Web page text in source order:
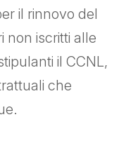
il rinnovo del
non iscritti alle
il CCNL,
che